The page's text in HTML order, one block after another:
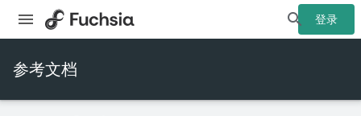
登录
参考文档